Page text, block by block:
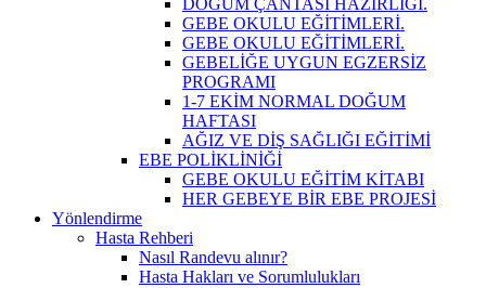
GEBE OKULU EĞİTİMLERİ.
GEBE OKULU EĞİTİMLERİ.
GEBELİĞE UYGUN EGZERSİZ
PROGRAMI
1-7 EKİM NORMAL DOĞUM
HAFTASI
AĞIZ VE DİŞ SAĞLIĞI EĞİTİMİ
EBE POLİKLİNİĞİ
GEBE OKULU EĞİTİM KİTABI
HER GEBEYE BİR EBE PROJESİ
Yönlendirme
Hasta Rehberi
Nasıl Randevu alınır?
Hasta Hakları ve Sorumlulukları